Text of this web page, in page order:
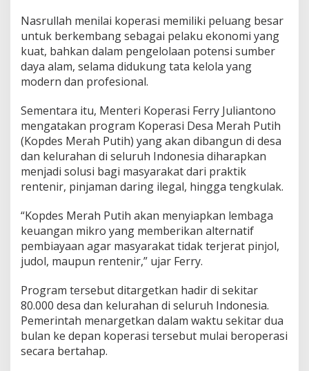
Nasrullah menilai koperasi memiliki peluang besar
untuk berkembang sebagai pelaku ekonomi yang
kuat, bahkan dalam pengelolaan potensi sumber
daya alam, selama didukung tata kelola yang
modern dan profesional.
Sementara itu, Menteri Koperasi Ferry Juliantono
mengatakan program Koperasi Desa Merah Putih
(Kopdes Merah Putih) yang akan dibangun di desa
dan kelurahan di seluruh Indonesia diharapkan
menjadi solusi bagi masyarakat dari praktik
rentenir, pinjaman daring ilegal, hingga tengkulak.
“Kopdes Merah Putih akan menyiapkan lembaga
keuangan mikro yang memberikan alternatif
pembiayaan agar masyarakat tidak terjerat pinjol,
judol, maupun rentenir,” ujar Ferry.
Program tersebut ditargetkan hadir di sekitar
80.000 desa dan kelurahan di seluruh Indonesia.
Pemerintah menargetkan dalam waktu sekitar dua
bulan ke depan koperasi tersebut mulai beroperasi
secara bertahap.